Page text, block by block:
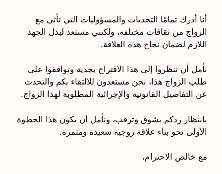
أنا أدرك تمامًا التحديات والمسؤوليات التي تأتي مع
الزواج من ثقافات مختلفة، ولكنني مستعد لبذل الجهد
اللازم لضمان نجاح هذه العلاقة.
نأمل أن تنظروا إلى هذا الاقتراح بجدية وتوافقوا على
طلب الزواج هذا، نحن مستعدون للالتقاء بكم والتحدث
عن التفاصيل القانونية والإجرائية المطلوبة لهذا الزواج.
بانتظار ردكم بشوق وترقب، ونأمل أن يكون هذا الخطوة
الأولى نحو بناء علاقة زوجية سعيدة ومثمرة.
مع خالص الاحترام،